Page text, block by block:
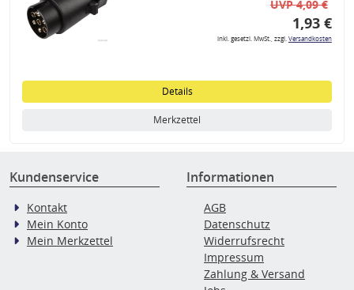
UVP 4,09 €
1,93 €
inkl. gesetzl. MwSt., zzgl.Versandkosten
Details
Merkzettel
Kundenservice
Kontakt
Mein Konto
Mein Merkzettel
Informationen
AGB
Datenschutz
Widerrufsrecht
Impressum
Zahlung & Versand